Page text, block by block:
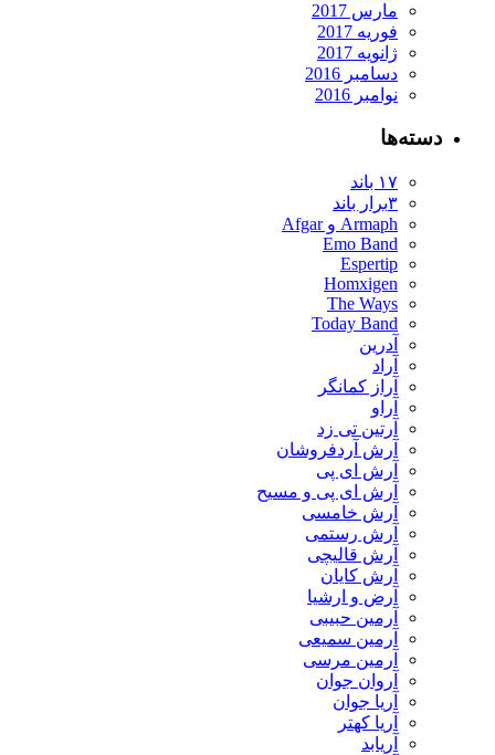
مارس 2017
دسامبر 2016
Armaph و Afgar
Emo Band
Espertip
Homxigen
The Ways
Today Band
آراز کمانگر
آرتین تی زد
آرش آردفروشان
آرش ای پی
آرش ای پی و مسیح
آرش خامسی
آرش رستمی
آرش قالیچی
آرش کایان
​آرض و ارشیا
آرمین حبیبی
آرمین سمیعی
آرمین مرسی
آروان جوان
آریا جوان
آریا کهتر